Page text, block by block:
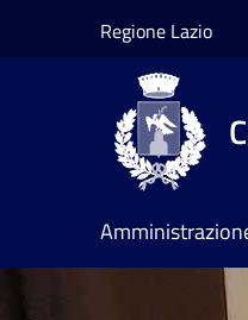
Regione Lazio